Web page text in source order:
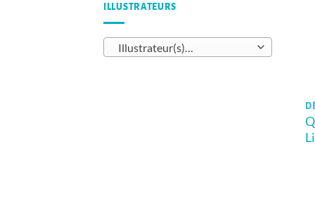
ILLUSTRATEURS
Illustrateur(s)…